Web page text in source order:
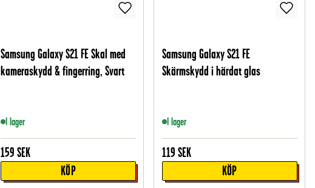
Samsung Galaxy S21 FE Skal med
kameraskydd & fingerring, Svart
I lager
159 SEK
KÖP
Samsung Galaxy S21 FE
Skärmskydd i härdat glas
I lager
119 SEK
KÖP